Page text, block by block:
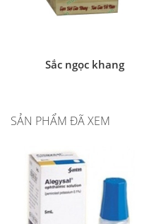
Sắc ngọc khang
SẢN PHẨM ĐÃ XEM